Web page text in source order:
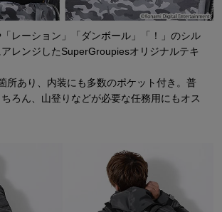
レーション」「ダンボール」「！」のシル
レンジしたSuperGroupiesオリジナルテキ
所あり、内装にも多数のポケット付き。普
ろん、山登りなどが必要な任務用にもオス